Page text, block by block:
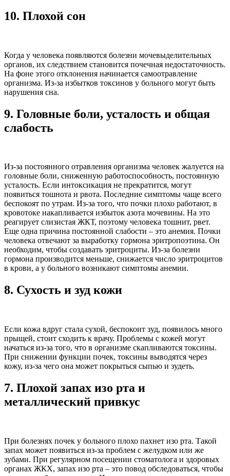
10. Плохой сон
Когда у человека появляются болезни мочевыделительных
органов, их следствием становится почечная недостаточность.
На фоне этого отклонения начинается самоотравление
организма. Из-за избытков токсинов у больного могут быть
нарушения сна.
9. Головные боли, усталость и общая
слабость
Из-за постоянного отравления организма человек жалуется на
головные боли, сниженную работоспособность, постоянную
усталость. Если интоксикация не прекратится, могут
появиться тошнота и рвота. Последние симптомы чаще всего
беспокоят по утрам. Из-за того, что почки плохо работают, в
кровотоке накапливается избыток азота мочевины. На это
реагирует слизистая ЖКТ, поэтому человека тошнит, рвет.
Еще одна причина постоянной слабости – это анемия. Почки
человека отвечают за выработку гормона эритропоэтина. Он
необходим, чтобы создавать эритроциты. Из-за болезни
гормона производится меньше, снижается число эритроцитов
в крови, а у больного возникают симптомы анемии.
8. Сухость и зуд кожи
Если кожа вдруг стала сухой, беспокоит зуд, появилось много
прыщей, стоит сходить к врачу. Проблемы с кожей могут
начаться из-за того, что в организме скапливаются токсины.
При снижении функции почек, токсины выводятся через
кожу, из-за чего она может покрыться сыпью и зудеть.
7. Плохой запах изо рта и
металлический привкус
При болезнях почек у больного плохо пахнет изо рта. Такой
запах может появиться из-за проблем с желудком или же
зубами. При регулярном посещении стоматолога и здоровых
органах ЖКХ, запах изо рта – это повод обследоваться, чтобы